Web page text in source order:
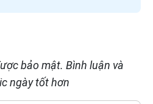
bảo mật. Bình luận và
ngày tốt hơn